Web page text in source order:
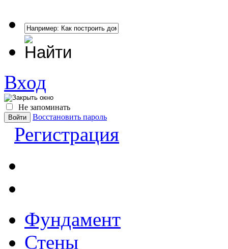
Вход
Не запоминать
Восстановить пароль
Регистрация
Фундамент
Стены